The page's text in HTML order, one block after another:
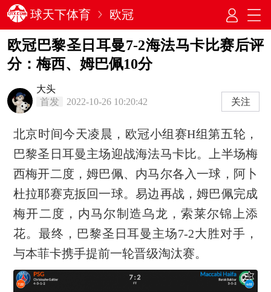
球天下体育 欧冠
欧冠巴黎圣日耳曼7-2海法马卡比赛后评
分：梅西、姆巴佩10分
大头
首发
2022-10-26 10:20:42 关注
北京时间今天凌晨，欧冠小组赛H组第五轮，
巴黎圣日耳曼主场迎战海法马卡比。上半场梅
西梅开二度，姆巴佩、内马尔各入一球，阿卜
杜拉耶赛克扳回一球。易边再战，姆巴佩完成
梅开二度，内马尔制造乌龙，索莱尔锦上添
花。最终，巴黎圣日耳曼主场7-2大胜对手，
与本菲卡携手提前一轮晋级淘汰赛。